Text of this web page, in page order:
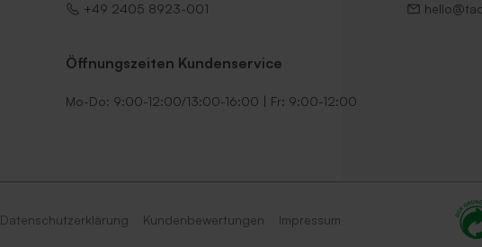
+49 2405 8923-001
Öffnungszeiten Kundenservice
Mo-Do: 9:00-12:00/13:00-16:00 | Fr: 9:00-12:00
Datenschutzerklärung Kundenbewertungen Impressum